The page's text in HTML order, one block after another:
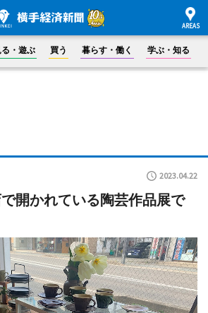
る・遊ぶ 買う 暮らす・働く 学ぶ・知る
2023.04.22
開かれている陶芸作品展で